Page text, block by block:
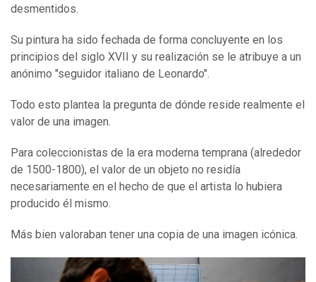
desmentidos.
Su pintura ha sido fechada de forma concluyente en los
principios del siglo XVII y su realización se le atribuye a un
anónimo "seguidor italiano de Leonardo".
Todo esto plantea la pregunta de dónde reside realmente el
valor de una imagen.
Para coleccionistas de la era moderna temprana (alrededor
de 1500-1800), el valor de un objeto no residía
necesariamente en el hecho de que el artista lo hubiera
producido él mismo.
Más bien valoraban tener una copia de una imagen icónica.